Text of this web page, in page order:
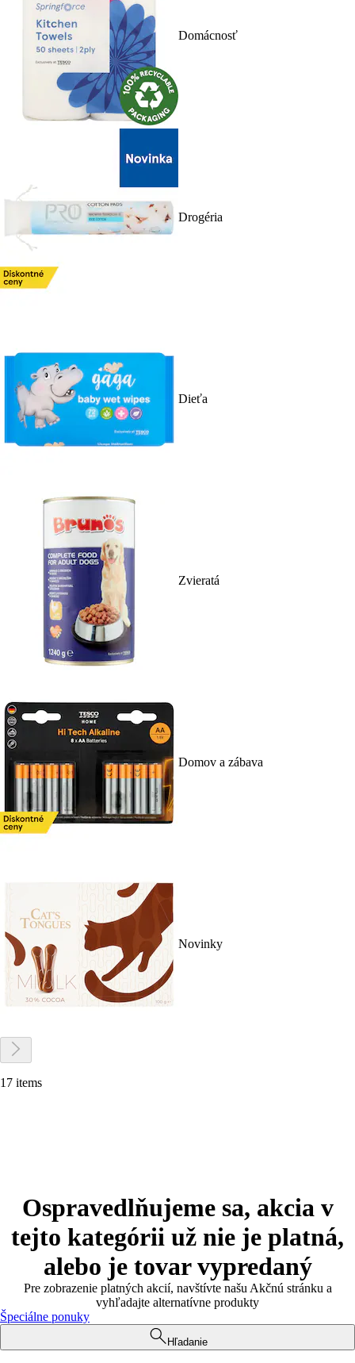
Domácnosť
Drogéria
Dieťa
Zvieratá
Domov a zábava
Novinky
17 items
Ospravedlňujeme sa, akcia v
tejto kategórii už nie je platná,
alebo je tovar vypredaný
Pre zobrazenie platných akcií, navštívte našu Akčnú stránku a
vyhľadajte alternatívne produkty
Špeciálne ponuky
Hľadanie